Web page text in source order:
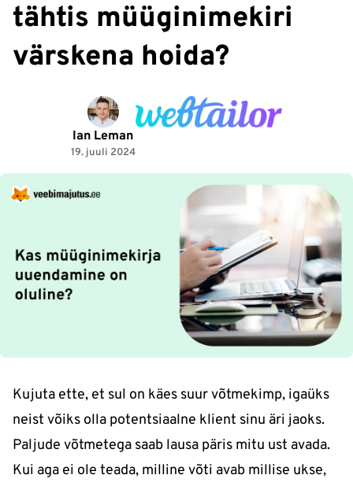
tähtis müüginimekiri
värskena hoida?
Ian Leman
19. juuli 2024
Kujuta ette, et sul on käes suur võtmekimp, igaüks
neist võiks olla potentsiaalne klient sinu äri jaoks.
Paljude võtmetega saab lausa päris mitu ust avada.
Kui aga ei ole teada, milline võti avab millise ukse,